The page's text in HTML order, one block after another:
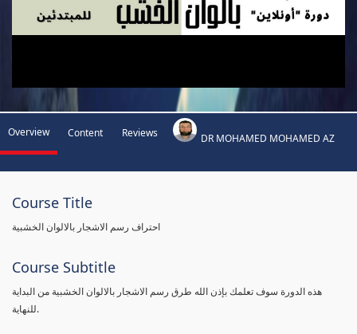
Overview Content Reviews DR MOHAMED MOHAMED AZ
Course Title
احتراف رسم الاشجار بالالوان الخشبية
Course Subtitle
هذه الدورة سوف تعلمك بإذن الله طرق رسم الاشجار بالالوان الخشبية من البداية
للنهاية.